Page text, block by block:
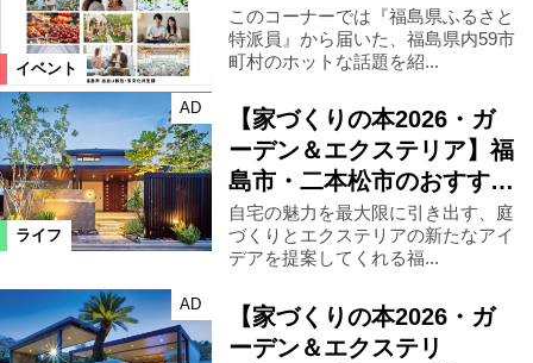
イベント
このコーナーでは『福島県ふるさと
特派員』から届いた、福島県内59市
町村のホットな話題を紹...
ライフ
AD
【家づくりの本2026・ガ
ーデン＆エクステリア】福
島市・二本松市のおすす…
自宅の魅力を最大限に引き出す、庭
づくりとエクステリアの新たなアイ
デアを提案してくれる福...
AD
【家づくりの本2026・ガ
ーデン＆エクステリ